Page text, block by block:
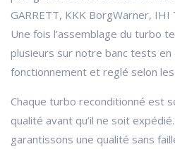
GARRETT, KKK BorgWarner,
Une fois l’assemblage du turbo
plusieurs sur notre banc tests en
fonctionnement et reglé selon
Chaque turbo reconditionné est
qualité avant qu’il ne soit
garantissons une qualité sans